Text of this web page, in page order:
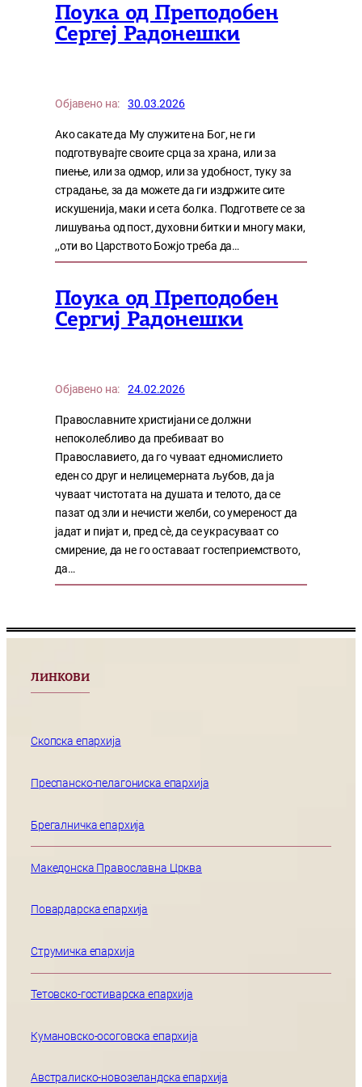
Поука од Преподобен
Сергеј Радонешки
Објавено на: 30.03.2026
Ако сакате да Му служите на Бог, не ги
подготвувајте своите срца за храна, или за
пиење, или за одмор, или за удобност, туку за
страдање, за да можете да ги издржите сите
искушенија, маки и сета болка. Подгответе се за
лишувања од пост, духовни битки и многу маки,
,,оти во Царството Божјо треба да…
Поука од Преподобен
Сергиј Радонешки
Објавено на: 24.02.2026
Православните христијани се должни
непоколебливо да пребиваат во
Православието, да го чуваат едномислието
еден со друг и нелицемерната љубов, да ја
чуваат чистотата на душата и телото, да се
пазат од зли и нечисти желби, со умереност да
јадат и пијат и, пред сѐ, да се украсуваат со
смирение, да не го оставаат гостеприемството,
да…
ЛИНКОВИ
Скопска епархија
Преспанско-пелагониска епархија
Брегалничка епархија
Македонска Православна Црква
Повардарска епархија
Струмичка епархија
Тетовско-гостиварска епархија
Кумановско-осоговска епархија
Австралиско-новозеландска епархија